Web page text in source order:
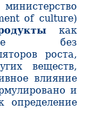
of culture)
как
без
роста,
веществ,
влияние
и
определение